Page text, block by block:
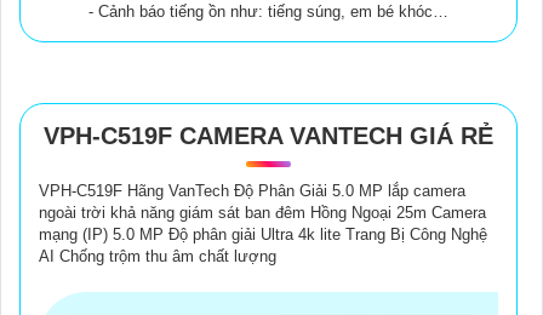
- Cảnh báo tiếng ồn như: tiếng súng, em bé khóc…
VPH-C519F CAMERA VANTECH GIÁ RẺ
VPH-C519F Hãng VanTech Độ Phân Giải 5.0 MP lắp camera
ngoài trời khả năng giám sát ban đêm Hồng Ngoại 25m Camera
mạng (IP) 5.0 MP Độ phân giải Ultra 4k lite Trang Bị Công Nghệ
AI Chống trộm thu âm chất lượng